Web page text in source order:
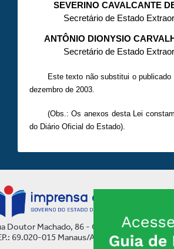
SEVERINO CAVALCANTE
Secretário de Estado
ANTÔNIO DIONYSIO
Secretário de Estado
Este texto não substitui o
dezembro de 2003.
(Obs.: Os anexos desta Lei
do Diário Oficial do Estado).
Doutor Machado, 86 - Centro
69.020-015 Manaus/AM